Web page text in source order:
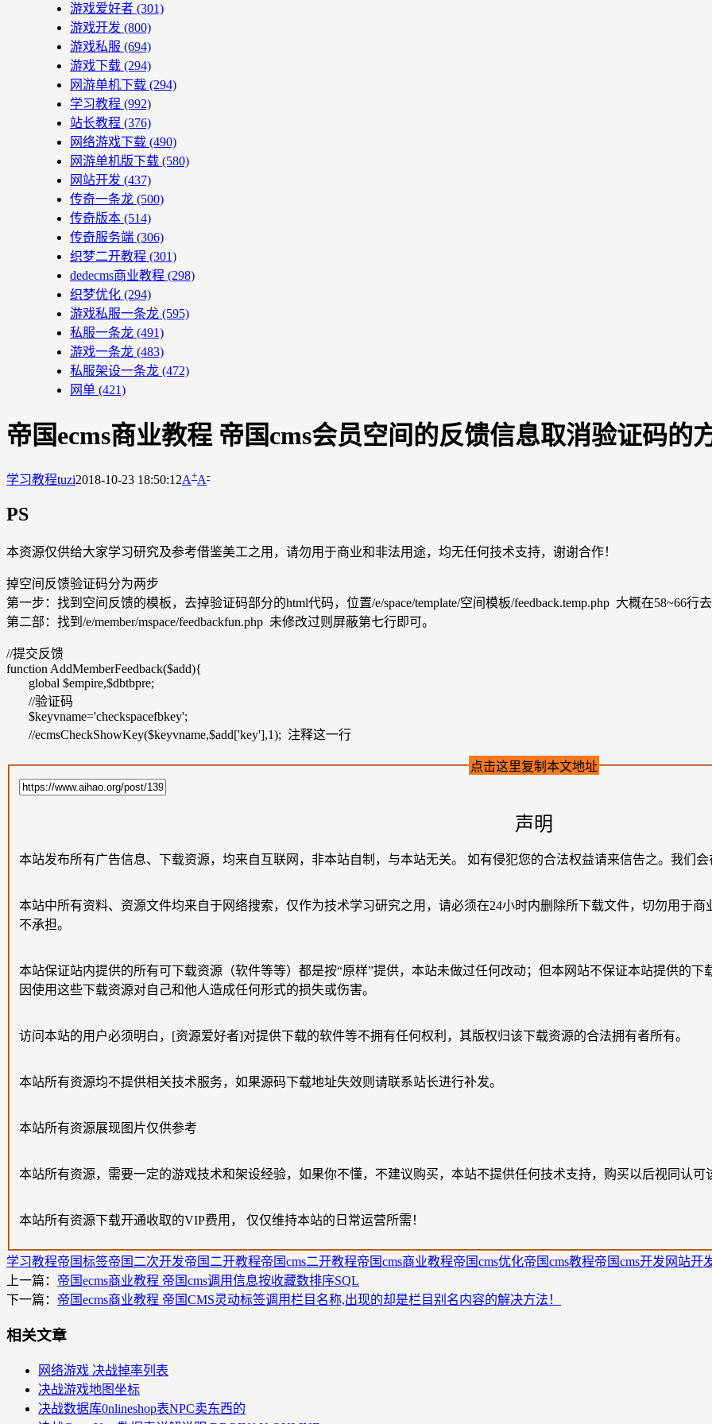
游戏爱好者 (301)
游戏开发 (800)
游戏私服 (694)
游戏下载 (294)
网游单机下载 (294)
学习教程 (992)
站长教程 (376)
网络游戏下载 (490)
网游单机版下载 (580)
网站开发 (437)
传奇一条龙 (500)
传奇版本 (514)
传奇服务端 (306)
织梦二开教程 (301)
dedecms商业教程 (298)
织梦优化 (294)
游戏私服一条龙 (595)
私服一条龙 (491)
游戏一条龙 (483)
私服架设一条龙 (472)
网单 (421)
帝国ecms商业教程 帝国cms会员空间的反馈信息取消验证码的
学习教程tuzi2018-10-23 18:50:12A+A-
PS
本资源仅供给大家学习研究及参考借鉴美工之用，请勿用于商业和非法用途，均无任何技术支持，谢谢合作！
掉空间反馈验证码分为两步
第一步：找到空间反馈的模板，去掉验证码部分的html代码，位置/e/space/template/空间模板/feedback.temp.php 大概在58~66行去
第二部：找到/e/member/mspace/feedbackfun.php 未修改过则屏蔽第七行即可。
//提交反馈
function AddMemberFeedback($add){
global $empire,$dbtbpre;
//验证码
$keyvname='checkspacefbkey';
//ecmsCheckShowKey($keyvname,$add['key'],1); 注释这一行
点击这里复制本文地址
声明
本站发布所有广告信息、下载资源，均来自互联网，非本站自制，与本站无关。 如有侵犯您的合法权益请来信告之。我们会
本站中所有资料、资源文件均来自于网络搜索，仅作为技术学习研究之用，请必须在24小时内删除所下载文件，切勿用于
不承担。
本站保证站内提供的所有可下载资源（软件等等）都是按“原样”提供，本站未做过任何改动；但本网站不保证本站提供的
因使用这些下载资源对自己和他人造成任何形式的损失或伤害。
访问本站的用户必须明白，[资源爱好者]对提供下载的软件等不拥有任何权利，其版权归该下载资源的合法拥有者所有。
本站所有资源均不提供相关技术服务，如果源码下载地址失效则请联系站长进行补发。
本站所有资源展现图片仅供参考
本站所有资源，需要一定的游戏技术和架设经验，如果你不懂，不建议购买，本站不提供任何技术支持，购买以后视同认可
本站所有资源下载开通收取的VIP费用， 仅仅维持本站的日常运营所需！
学习教程帝国标签帝国二次开发帝国二开教程帝国cms二开教程帝国cms商业教程帝国cms优化帝国cms教程帝国cms开发 网站开
上一篇： 帝国ecms商业教程 帝国cms调用信息按收藏数排序SQL
下一篇： 帝国ecms商业教程 帝国CMS灵动标签调用栏目名称,出现的却是栏目别名内容的解决方法！
相关文章
网络游戏 决战掉率列表
决战游戏地图坐标
决战数据库0nlineshop表NPC卖东西的